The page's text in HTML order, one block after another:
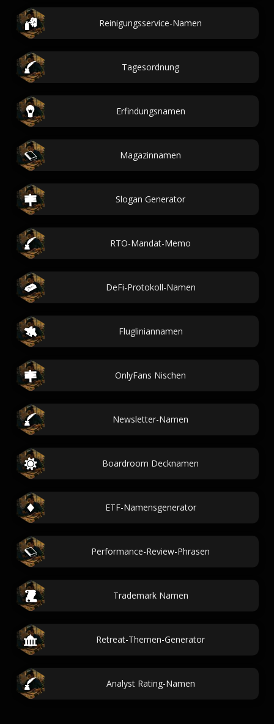
Reinigungsservice-Namen
Tagesordnung
Erfindungsnamen
Magazinnamen
Slogan Generator
RTO-Mandat-Memo
DeFi-Protokoll-Namen
Flugliniannamen
OnlyFans Nischen
Newsletter-Namen
Boardroom Decknamen
ETF-Namensgenerator
Performance-Review-Phrasen
Trademark Namen
Retreat-Themen-Generator
Analyst Rating-Namen